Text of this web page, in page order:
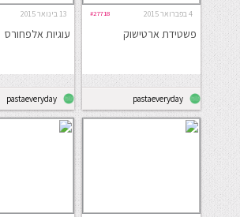
4 בפברואר 2015 #27718
פשטידת ארטישוק
pastaeveryday
13 בינואר 2015
עוגיות אלפחורס
pastaeveryday